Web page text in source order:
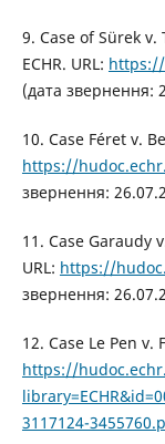
9. Сase of Sürek
ECHR. URL: https://
(дата звернення:
10. Case Féret v.
https://
звернення:
11. Case Garaudy
URL: https://
звернення:
12. Case Le Pen
https://
3117124-